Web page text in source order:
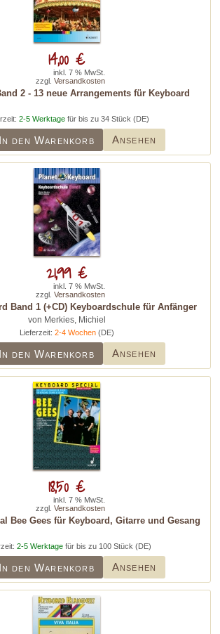
2 - 13 neue Arrangements für Keyboard
2-5 Werktage für bis zu 34 Stück (DE)
In den Warenkorb Ansehen
14,00 €
inkl. 7 % MwSt.
zzgl. Versandkosten
Band 1 (+CD) Keyboardschule für Anfänger
von Merkies, Michiel
Lieferzeit: 2-4 Wochen(DE)
In den Warenkorb Ansehen
21,99 €
inkl. 7 % MwSt.
zzgl. Versandkosten
Bee Gees für Keyboard, Gitarre und Gesang
2-5 Werktage für bis zu 100 Stück (DE)
In den Warenkorb Ansehen
18,50 €
inkl. 7 % MwSt.
zzgl. Versandkosten